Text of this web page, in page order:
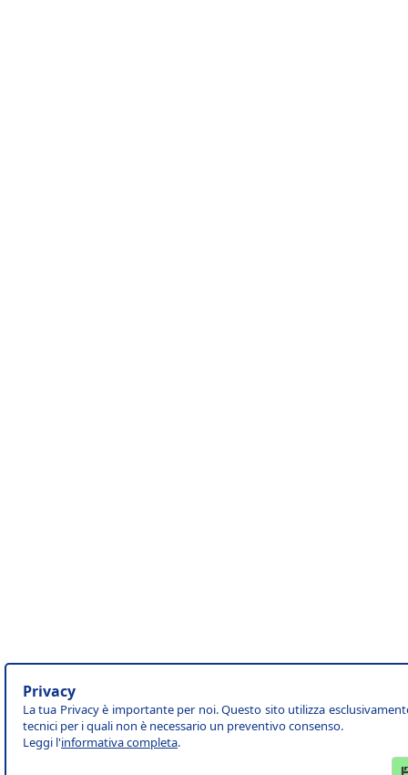
Privacy
La tua Privacy è importante per noi. Questo sito utilizza
tecnici per i quali non è necessario un preventivo consenso.
Leggi l'informativa completa.